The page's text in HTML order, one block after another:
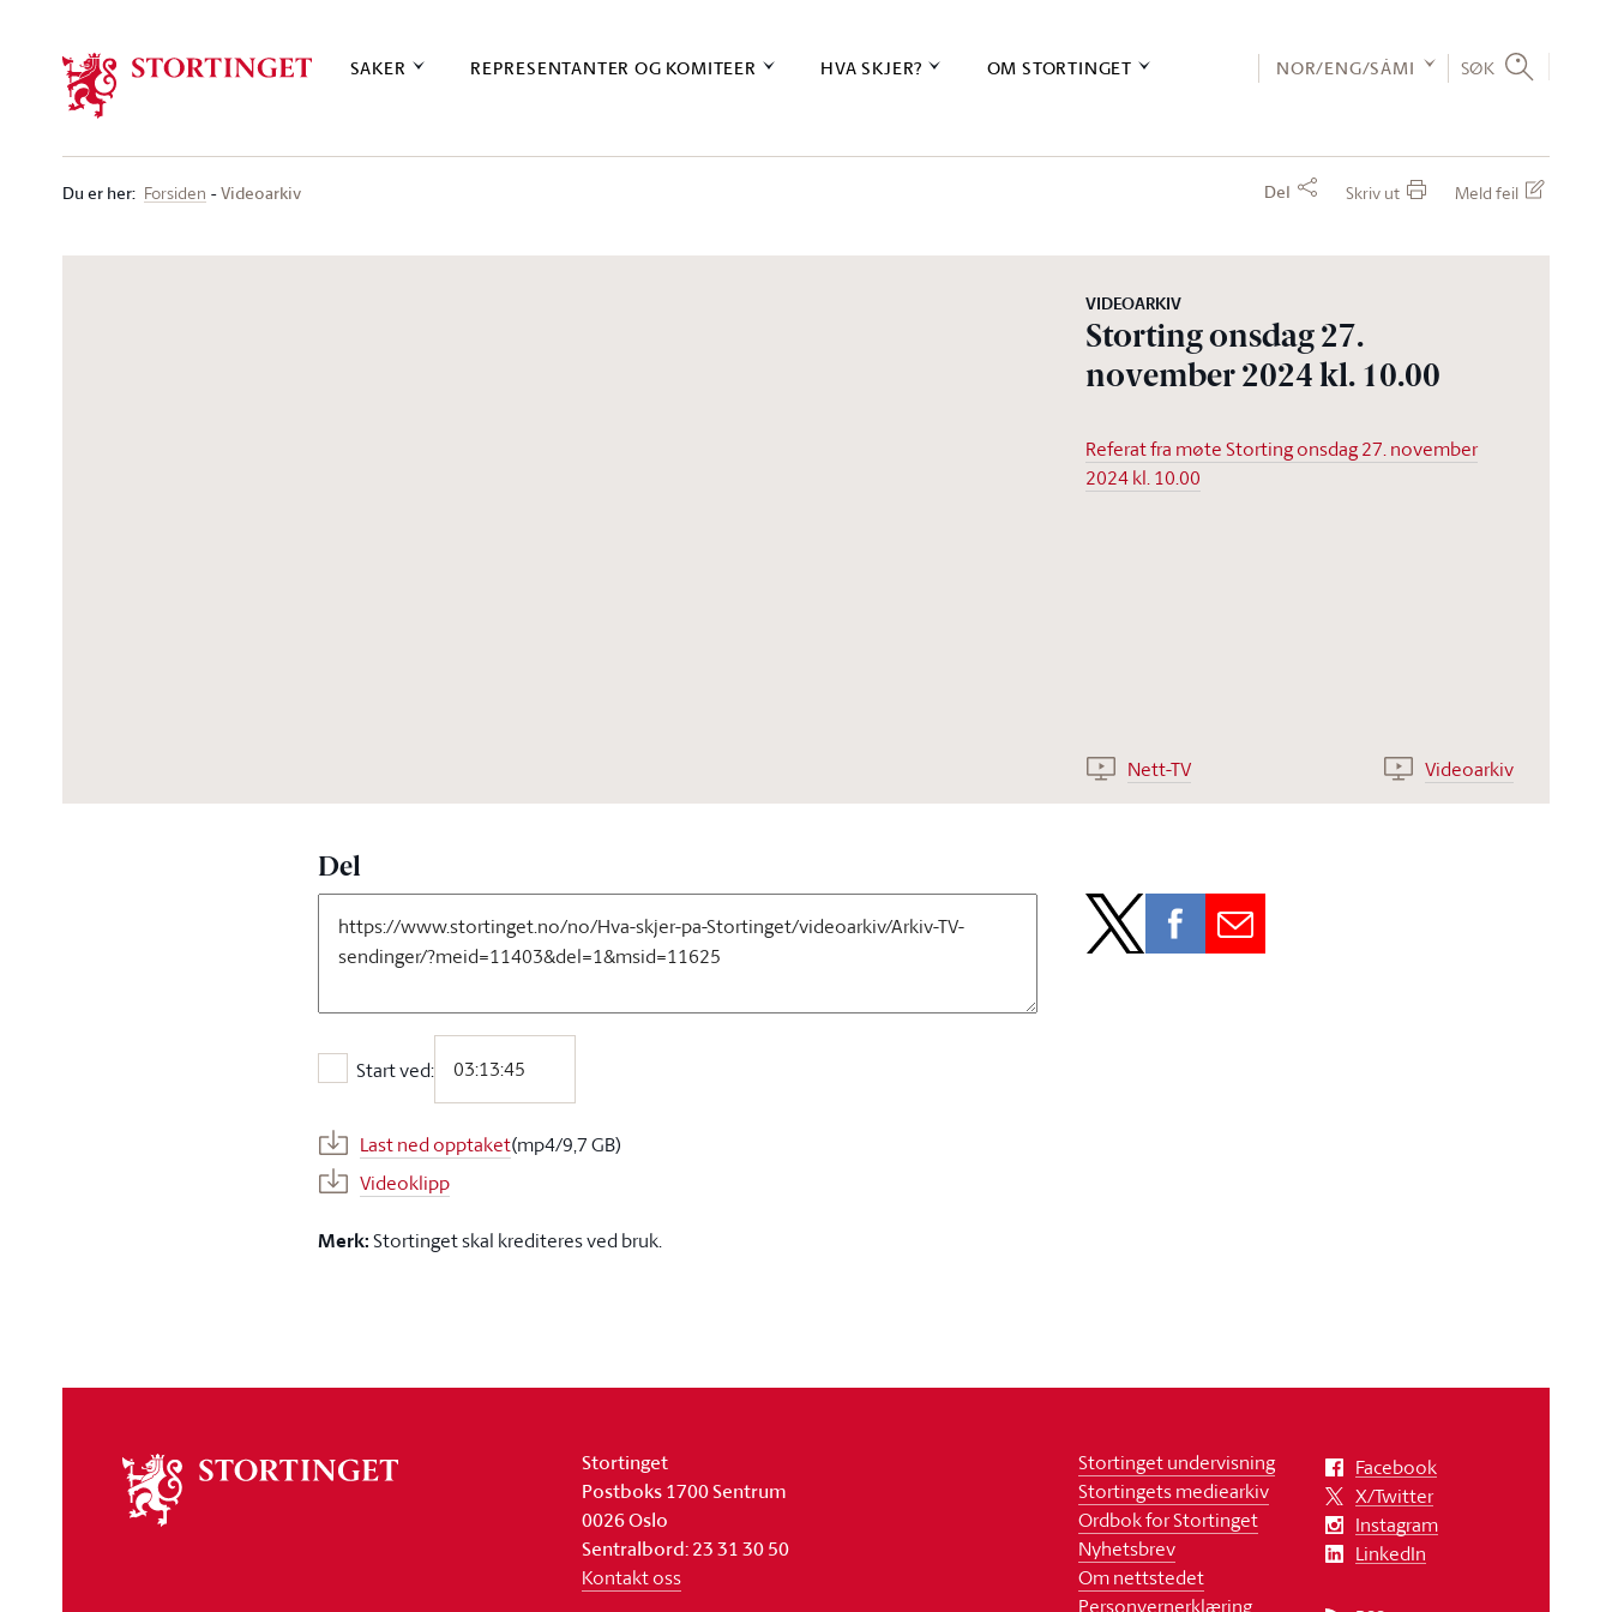
SAKER REPRESENTANTER OG KOMITEER HVA SKJER? OM STORTINGET NOR/ENG/SÁMI SØK
Du er her: Forsiden Videoarkiv Del Skriv ut Meld feil
VIDEOARKIV
Storting onsdag 27.
november 2024 kl. 10.00
Referat fra møte Storting onsdag 27. november
2024 kl. 10.00
Nett-TV Videoarkiv
Del
Start ved:
Start ved:
Last ned opptaket(mp4/9,7 GB)
Videoklipp
Merk:Stortinget skal krediteres ved bruk.
stortinget
Stortinget
Postboks 1700 Sentrum
0026 Oslo
Sentralbord: 23 31 30 50
Kontakt oss
Stortinget undervisning
Stortingets mediearkiv
Ordbok for Stortinget
Nyhetsbrev
Om nettstedet
Personvernerklæring
Facebook
X/Twitter
Instagram
LinkedIn